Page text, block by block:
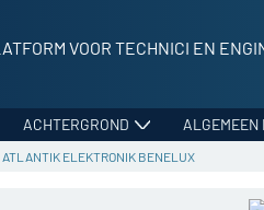
VOOR TECHNICI EN
ACHTERGROND ALGEMEEN
ATLANTIK ELEKTRONIK BENELUX